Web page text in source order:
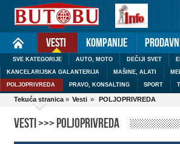
Vesti
SVE KATEGORIJE AUTO, MOTO DEČIJI SVET
KANCELARIJSKA GALANTERIJA MAŠINE, ALATI
POLJOPRIVREDA PRAVO, KONSALTING SPORT
Kompanije
Tekuća stranica » Vesti » POLJOPRIVREDA
VESTI >>> POLJOPRIVREDA